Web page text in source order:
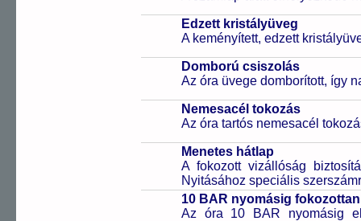
Edzett kristályüveg
A keményített, edzett
Domború csiszolás
Az óra üvege domborított, így
Nemesacél tokozás
Az óra tartós nemesacél
Menetes hátlap
A fokozott vizállóság
Nyitásához speciális
10 BAR nyomásig
Az óra 10 BAR nyomásig